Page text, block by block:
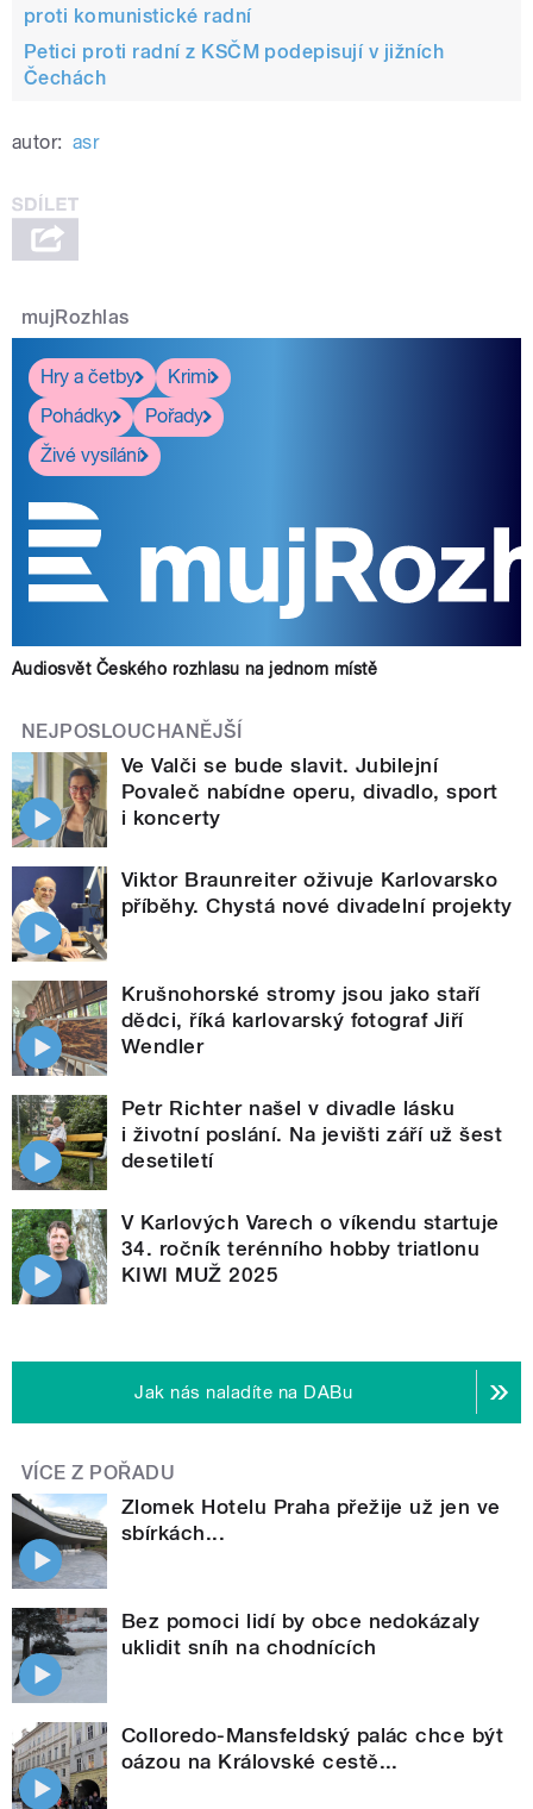
proti komunistické radní
Petici proti radní z KSČM podepisují v jižních
Čechách
autor: asr
mujRozhlas
Hry a četby
Krimi
Pohádky
Pořady
Živé vysílání
Audiosvět Českého rozhlasu na jednom místě
NEJPOSLOUCHANĚJŠÍ
Ve Valči se bude slavit. Jubilejní
Povaleč nabídne operu, divadlo, sport
i koncerty
Viktor Braunreiter oživuje Karlovarsko
příběhy. Chystá nové divadelní projekty
Krušnohorské stromy jsou jako staří
dědci, říká karlovarský fotograf Jiří
Wendler
Petr Richter našel v divadle lásku
i životní poslání. Na jevišti září už šest
desetiletí
V Karlových Varech o víkendu startuje
34. ročník terénního hobby triatlonu
KIWI MUŽ 2025
Jak nás naladíte na DABu
VÍCE Z POŘADU
Zlomek Hotelu Praha přežije už jen ve
sbírkách...
Bez pomoci lidí by obce nedokázaly
uklidit sníh na chodnících
Colloredo-Mansfeldský palác chce být
oázou na Královské cestě...